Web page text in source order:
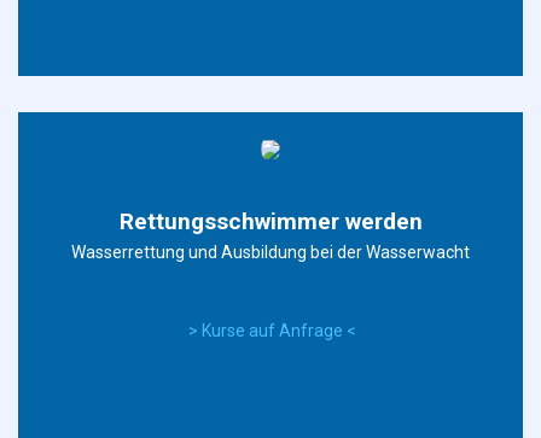
Rettungsschwimmer werden
Wasserrettung und Ausbildung bei der Wasserwacht
> Kurse auf Anfrage <